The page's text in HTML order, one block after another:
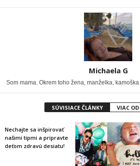
Michaela G
Som mama. Okrem toho žena, manželka,
SÚVISIACE ČLÁNKY VIAC
Nechajte sa inšpirovať
našimi tipmi a pripravte
deťom zdravú desiatu!